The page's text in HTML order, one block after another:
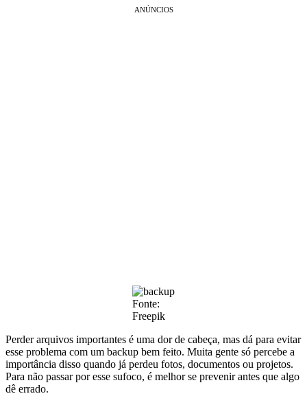
ANÚNCIOS
Fonte:
Freepik
Perder arquivos importantes é uma dor de cabeça, mas dá para evitar
esse problema com um backup bem feito. Muita gente só percebe a
importância disso quando já perdeu fotos, documentos ou projetos.
Para não passar por esse sufoco, é melhor se prevenir antes que algo
dê errado.